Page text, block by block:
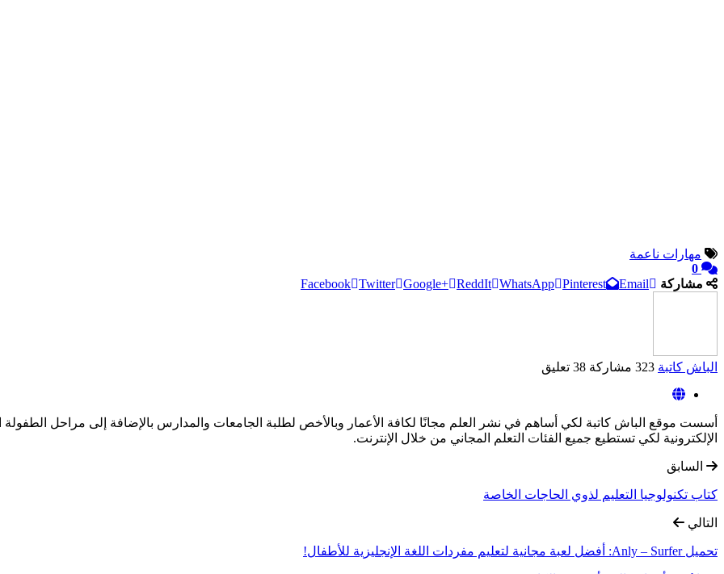
مهارات ناعمة
0
مشاركة
Facebook Twitter Google+ ReddIt WhatsApp Pinterest Email
الباش كاتبة 323 مشاركة 38 تعليق
أسست موقع الباش كاتبة لكي أساهم في نشر العلم مجانًا لكافة الأعمار وبالأخص لطلبة الجامعات والمدارس بالإضافة إلى مراحل الطفولة
الإلكترونية لكي تستطيع جميع الفئات التعلم المجاني من خلال الإنترنت.
السابق
كتاب تكنولوجيا التعليم لذوي الحاجات الخاصة
التالي
تحميل Anly – Surfer: أفضل لعبة مجانية لتعليم مفردات اللغة الإنجليزية للأطفال!